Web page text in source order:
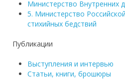
Министерство Внутренних
5. Министерство
стихийных бедствий
Публикации
Выступления и интервью
Статьи, книги, брошюры